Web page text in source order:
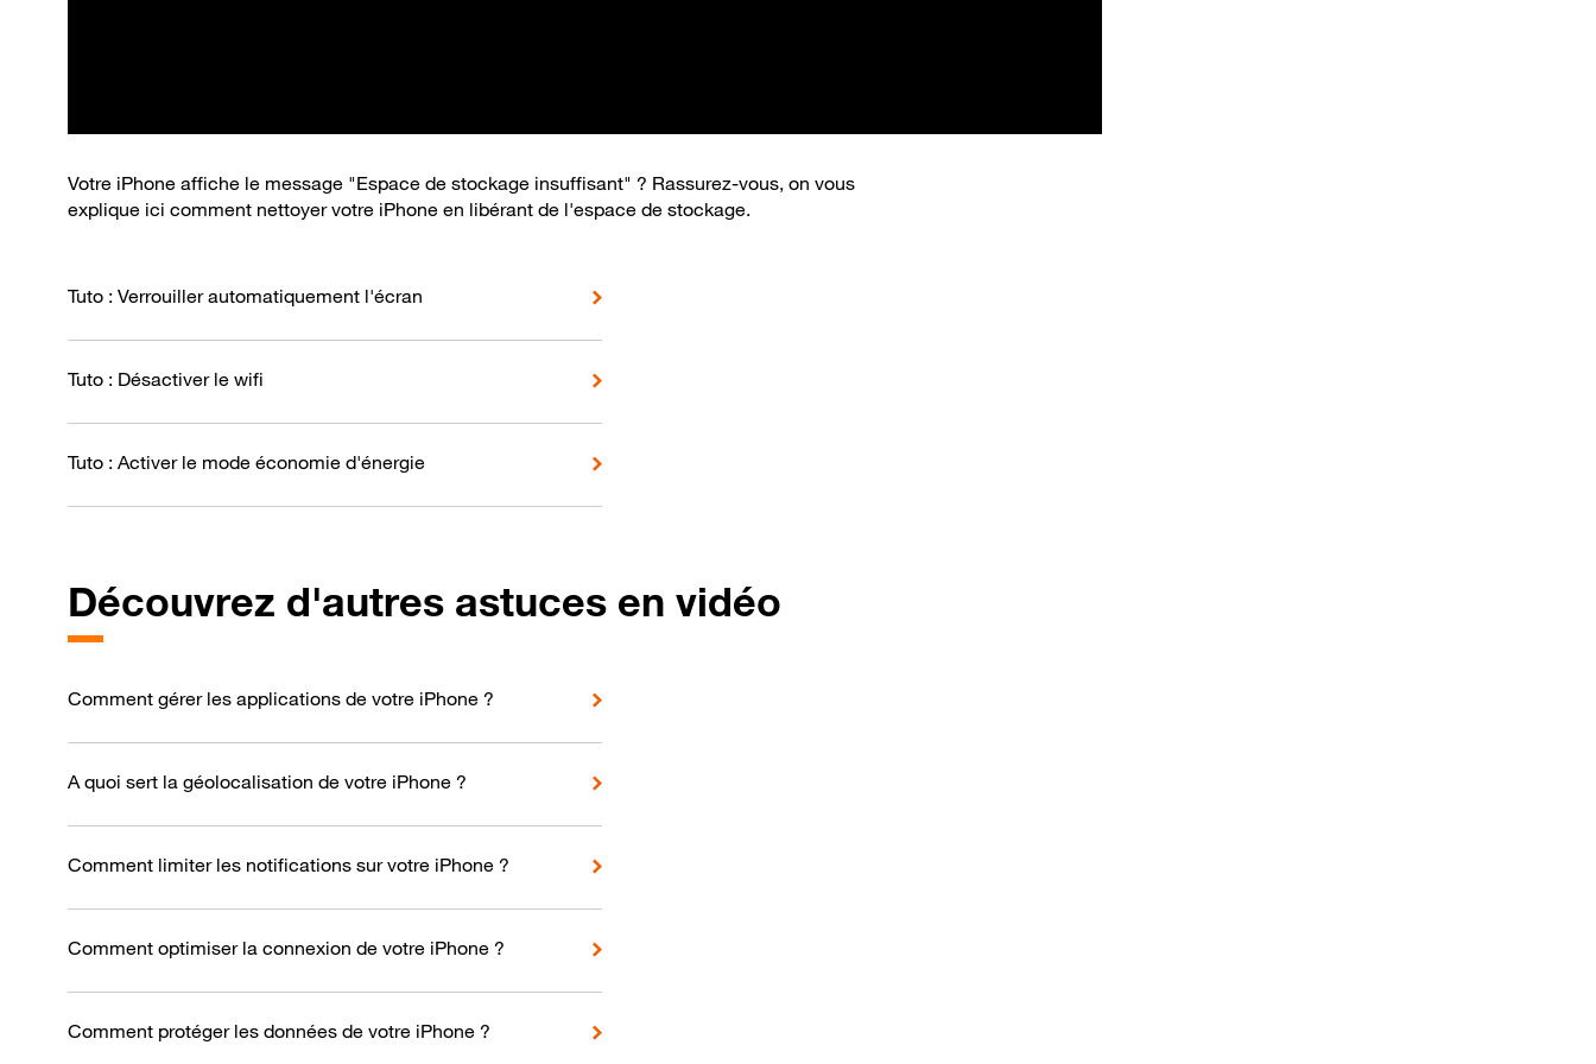
Votre iPhone affiche le message "Espace de stockage insuffisant" ? Rassurez-vous, on vous
explique ici comment nettoyer votre iPhone en libérant de l'espace de stockage.
Tuto : Verrouiller automatiquement l'écran
Tuto : Désactiver le wifi
Tuto : Activer le mode économie d'énergie
Découvrez d'autres astuces en vidéo
Comment gérer les applications de votre iPhone ?
A quoi sert la géolocalisation de votre iPhone ?
Comment limiter les notifications sur votre iPhone ?
Comment optimiser la connexion de votre iPhone ?
Comment protéger les données de votre iPhone ?